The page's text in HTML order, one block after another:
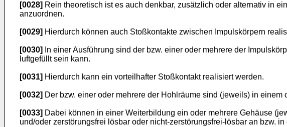
[0028] Rein theoretisch ist es auch denkbar, zusätzlich oder alternativ in
anzuordnen.
[0029] Hierdurch können auch Stoßkontakte zwischen Impulskörpern
[0030]
In einer Ausführung sind der bzw. einer oder mehrere der
luftgefüllt sein kann.
[0031] Hierdurch kann ein vorteilhafter Stoßkontakt realisiert werden.
[0032] Der bzw. einer oder mehrere der Hohlräume sind (jeweils) in
[0033] Dabei können in einer Weiterbildung ein oder mehrere Gehäuse
und/oder zerstörungsfrei lösbar oder nicht-zerstörungsfrei-lösbar an bzw.